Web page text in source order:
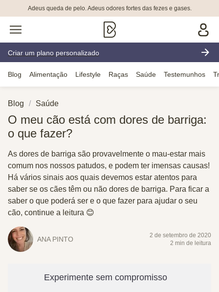
Adeus queda de pelo. Adeus odores fortes das fezes e gases.
Criar um plano personalizado
Blog Alimentação Lifestyle Raças Saúde Testemunhos
Blog Saúde
O meu cão está com dores de barriga:
o que fazer?
As dores de barriga são provavelmente o mau-estar mais
comum nos nossos patudos, e podem ter imensas causas!
Há vários sinais aos quais devemos estar atentos para
saber se os cães têm ou não dores de barriga. Para ficar a
saber o que poderá ser e o que fazer para ajudar o seu
cão, continue a leitura 😊
ANA PINTO
2 de setembro de 2020
2 min de leitura
Experimente sem compromisso